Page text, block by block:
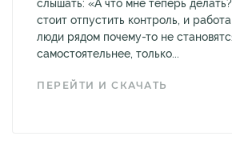
слышать: «А что мне теперь
стоит отпустить контроль, и
люди рядом почему-то не
самостоятельнее, только...
ПЕРЕЙТИ И СКАЧАТЬ